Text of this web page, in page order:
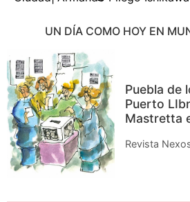
UN DÍA COMO HOY EN
Puebla de
Puerto
Mastretta
Revista